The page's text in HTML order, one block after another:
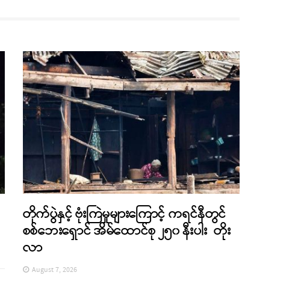
တိုက်ပွဲနှင့် ဗုံးကြဲမှုများကြောင့် ကရင်နီတွင်
စစ်ဘေးရှောင် အိမ်ထောင်စု ၂၅၀ နီးပါး တိုး
လာ
August 7, 2026